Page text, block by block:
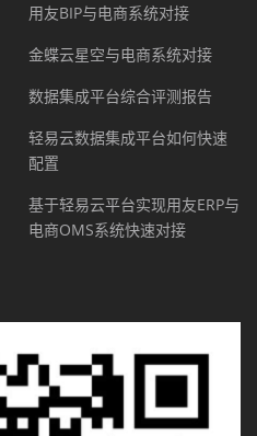
用友BIP与电商系统对接
金蝶云星空与电商系统对接
数据集成平台综合评测报告
轻易云数据集成平台如何快速
配置
基于轻易云平台实现用友ERP与
电商OMS系统快速对接